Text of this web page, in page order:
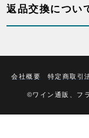
返品交換につい
会社概要 特定商取引
©ワイン通販、フ